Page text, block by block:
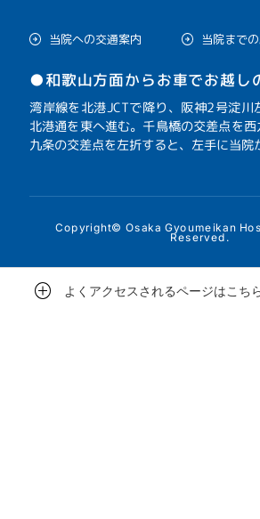
当院への交通案内 当院まで
●和歌山方面からお車でお越し
湾岸線を北港JCTで降り、阪神2号淀川
北港通を東へ進む。千鳥橋の交差点を
九条の交差点を左折すると、左手に当院
Copyright© Osaka Gyoumeikan
Reserved.
よくアクセスされるページはこち